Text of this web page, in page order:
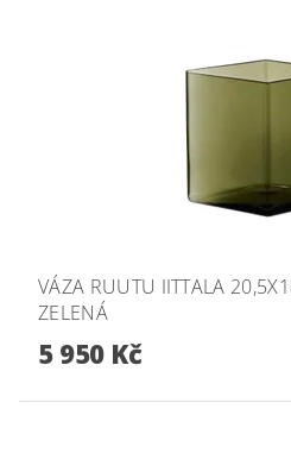
VÁZA RUUTU IITTALA
ZELENÁ
5 950 Kč